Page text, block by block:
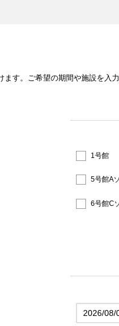
す。 ご希望の期間や施設を入
1号館
5号館A
6号館C